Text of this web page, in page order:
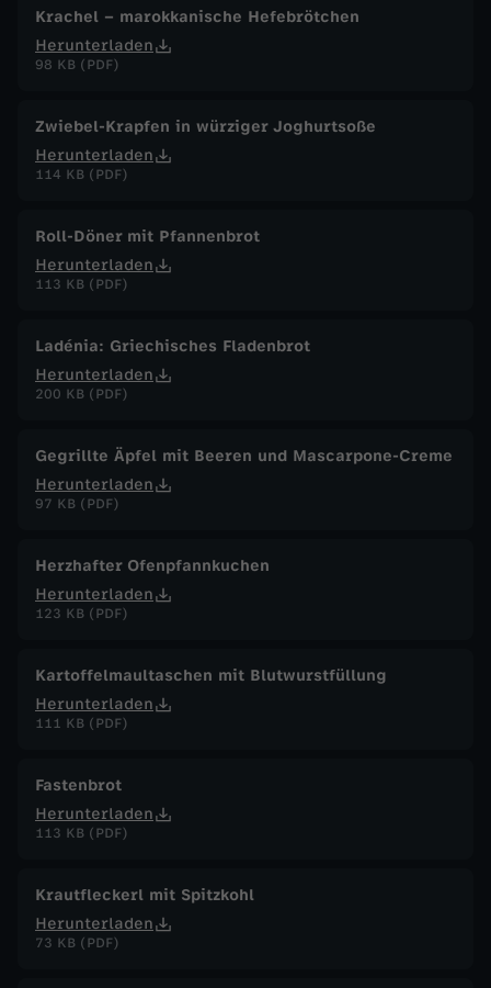
Krachel – marokkanische Hefebrötchen
Herunterladen
98 KB (PDF)
Zwiebel-Krapfen in würziger Joghurtsoße
Herunterladen
114 KB (PDF)
Roll-Döner mit Pfannenbrot
Herunterladen
113 KB (PDF)
Ladénia: Griechisches Fladenbrot
Herunterladen
200 KB (PDF)
Gegrillte Äpfel mit Beeren und Mascarpone-Creme
Herunterladen
97 KB (PDF)
Herzhafter Ofenpfannkuchen
Herunterladen
123 KB (PDF)
Kartoffelmaultaschen mit Blutwurstfüllung
Herunterladen
111 KB (PDF)
Fastenbrot
Herunterladen
113 KB (PDF)
Krautfleckerl mit Spitzkohl
Herunterladen
73 KB (PDF)